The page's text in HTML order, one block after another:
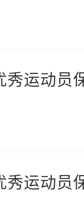
秀运动员
秀运动员